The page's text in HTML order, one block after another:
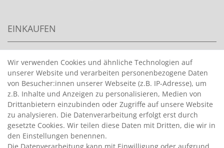
EINKAUFEN
HANDPUMPEN FÜR BENZIN
>
HANDPUMPEN FÜR ÖLE
>
TANKANLAGEN
>
ADBLUE® BETANKUNG
INFORMATIONEN
Wir verwenden Cookies und ähnliche Technologien auf
unserer Website und verarbeiten personenbezogene Daten
von Besucher:innen unserer Webseite (z.B. IP-Adresse), um
z.B. Inhalte und Anzeigen zu personalisieren, Medien von
Drittanbietern einzubinden oder Zugriffe auf unsere Website
zu analysieren. Die Datenverarbeitung erfolgt erst durch
gesetzte Cookies. Wir teilen diese Daten mit Dritten, die wir in
den Einstellungen benennen.